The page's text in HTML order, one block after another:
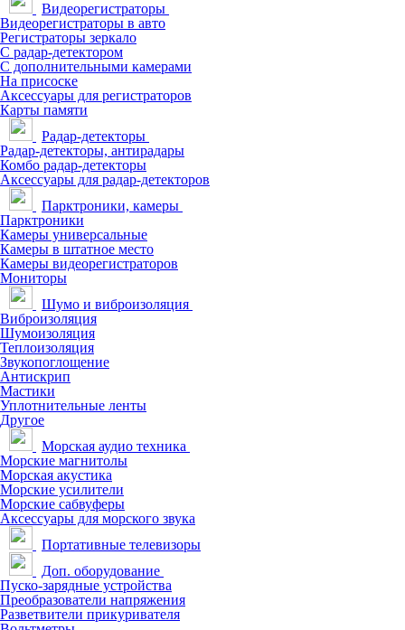
Видеорегистраторы
Видеорегистраторы в авто
Регистраторы зеркало
С радар-детектором
С дополнительными камерами
На присоске
Аксессуары для регистраторов
Карты памяти
Радар-детекторы
Радар-детекторы, антирадары
Комбо радар-детекторы
Аксессуары для радар-детекторов
Парктроники, камеры
Парктроники
Камеры универсальные
Камеры в штатное место
Камеры видеорегистраторов
Мониторы
Шумо и виброизоляция
Виброизоляция
Шумоизоляция
Теплоизоляция
Звукопоглощение
Антискрип
Мастики
Уплотнительные ленты
Другое
Морская аудио техника
Морские магнитолы
Морская акустика
Морские усилители
Морские сабвуферы
Аксессуары для морского звука
Портативные телевизоры
Доп. оборудование
Пуско-зарядные устройства
Преобразователи напряжения
Разветвители прикуривателя